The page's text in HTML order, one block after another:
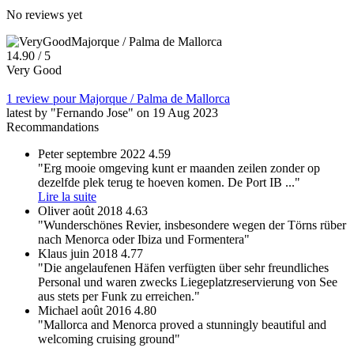
No reviews yet
Majorque / Palma de Mallorca
14.90 / 5
Very Good
1 review pour Majorque / Palma de Mallorca
latest by "Fernando Jose" on 19 Aug 2023
Recommandations
Peter septembre 2022 4.59
"Erg mooie omgeving kunt er maanden zeilen zonder op
dezelfde plek terug te hoeven komen. De Port IB ..."
Lire la suite
Oliver août 2018 4.63
"Wunderschönes Revier, insbesondere wegen der Törns rüber
nach Menorca oder Ibiza und Formentera"
Klaus juin 2018 4.77
"Die angelaufenen Häfen verfügten über sehr freundliches
Personal und waren zwecks Liegeplatzreservierung von See
aus stets per Funk zu erreichen."
Michael août 2016 4.80
"Mallorca and Menorca proved a stunningly beautiful and
welcoming cruising ground"